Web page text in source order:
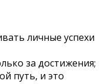
личные успехи
за достижения;
путь, и это